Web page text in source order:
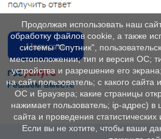
Продолжая использовать наш
обработку файлов cookie, а также
системы "Спутник",
местоположении; тип и версия ОС;
устройства и разрешение его
на сайт пользователь; с какого
ОС и Браузера; какие страницы
нажимает пользователь; ip-адрес) в
сайта и проведения
Если вы не хотите, чтобы ваши